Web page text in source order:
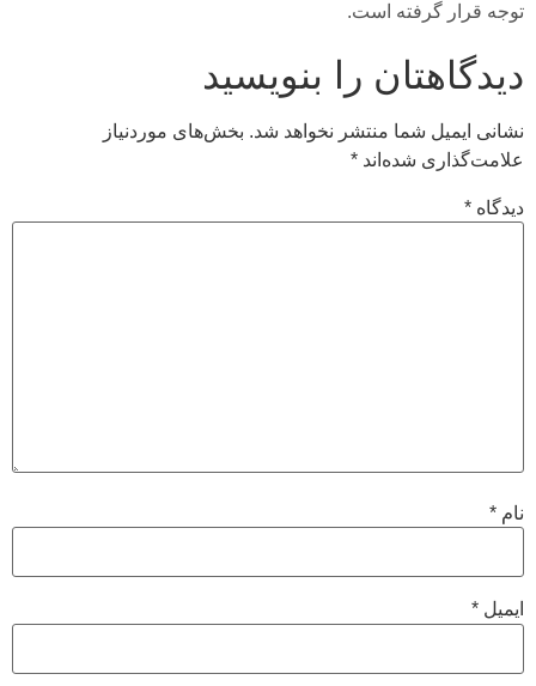
توجه قرار گرفته است.
دیدگاهتان را بنویسید
نشانی ایمیل شما منتشر نخواهد شد. بخش‌های موردنیاز
علامت‌گذاری شده‌اند *
دیدگاه *
نام *
ایمیل *